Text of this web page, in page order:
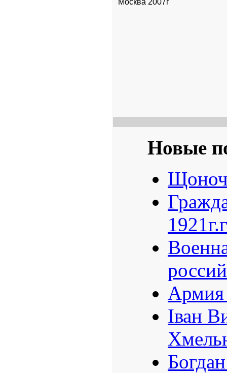
Москва 2007г
Новые
1921г.г
Армия
Іван